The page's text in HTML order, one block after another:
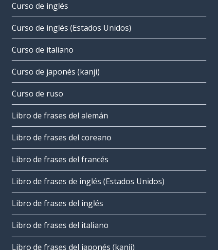
Curso de inglés
Curso de inglés (Estados Unidos)
Curso de italiano
Curso de japonés (kanji)
Curso de ruso
Libro de frases del alemán
Libro de frases del coreano
Libro de frases del francés
Libro de frases de inglés (Estados Unidos)
Libro de frases del inglés
Libro de frases del italiano
Libro de frases del japonés (kanji)